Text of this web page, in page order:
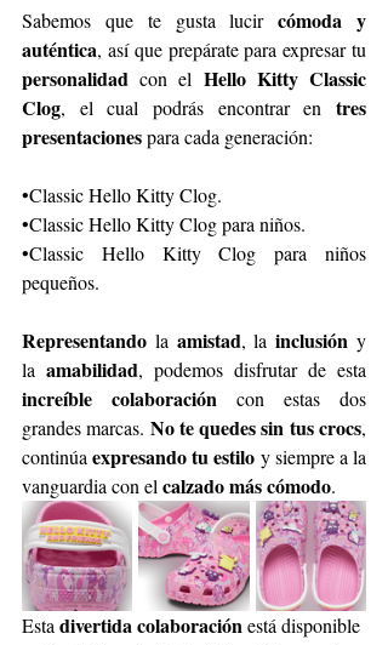
Sabemos que te gusta lucir cómoda y
auténtica
personalidad con el Hello Kitty Classic
Clog, el cual podrás encontrar en tres
presentaciones para cada generación:
•Classic Hello Kitty Clog.
•Classic Hello Kitty Clog para niños.
•Classic Hello Kitty Clog para niños
pequeños.
Representando la amistad, la inclusión y
la amabilidad
increíble colaboración con estas dos
grandes marcas. No te quedes sin tus crocs,
continúa expresando tu estilo y siempre a la
vanguardia con el calzado más cómodo.
Esta divertida colaboración está disponible